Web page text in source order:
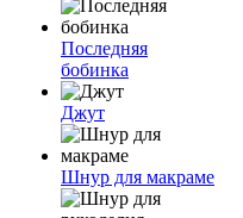
Последняя
бобинка
Джут
Шнур для макраме